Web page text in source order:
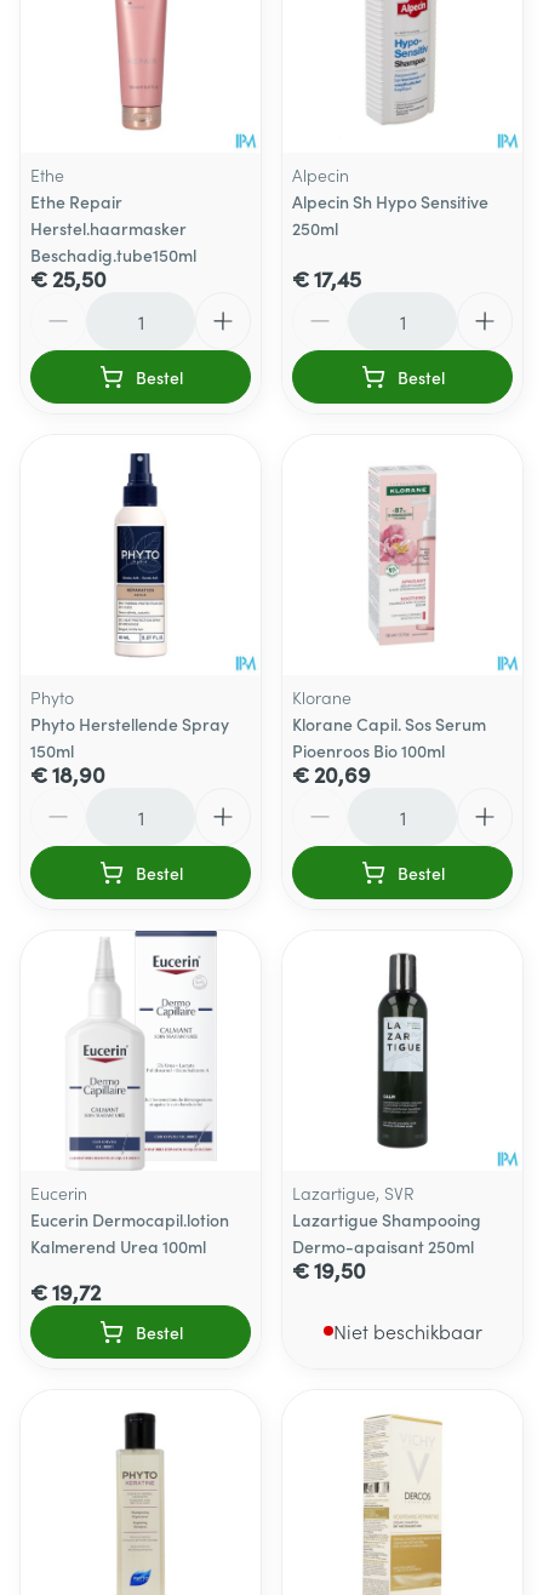
Ethe
Ethe Repair
Herstel.haarmasker
Beschadig.tube150ml
€ 25,50
Bestel
Alpecin
Alpecin Sh Hypo Sensitive
250ml
€ 17,45
Bestel
Phyto
Phyto Herstellende Spray
150ml
€ 18,90
Bestel
Klorane
Klorane Capil. Sos Serum
Pioenroos Bio 100ml
€ 20,69
Bestel
Eucerin
Eucerin Dermocapil.lotion
Kalmerend Urea 100ml
€ 19,72
Bestel
Lazartigue, SVR
Lazartigue Shampooing
Dermo-apaisant 250ml
€ 19,50
Niet beschikbaar